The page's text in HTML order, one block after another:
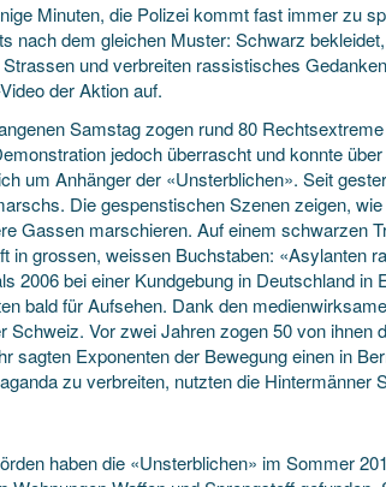
Minuten, die Polizei kommt fast immer zu
nach dem gleichen Muster: Schwarz
und verbreiten rassistisches
der Aktion auf.
Samstag zogen rund 80
jedoch überrascht und konnte
um Anhänger der «Unsterblichen». Seit
Die gespenstischen Szenen zeigen,
Gassen marschieren. Auf einem schwarzen
in grossen, weissen Buchstaben: «Asylanten
2006 bei einer Kundgebung in Deutschland in
bald für Aufsehen. Dank den
Schweiz. Vor zwei Jahren zogen 50 von ihnen
sagten Exponenten der Bewegung einen in
zu verbreiten, nutzten die Hintermänner
haben die «Unsterblichen» im Sommer